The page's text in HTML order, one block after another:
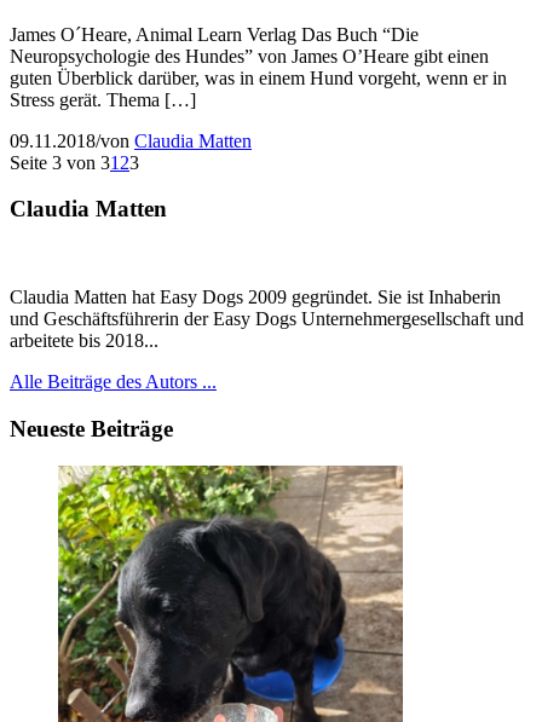
James O´Heare, Animal Learn Verlag Das Buch “Die
Neuropsychologie des Hundes” von James O’Heare gibt einen
guten Überblick darüber, was in einem Hund vorgeht, wenn er in
Stress gerät. Thema […]
09.11.2018/von Claudia Matten
Seite 3 von 31 23
Claudia Matten
Claudia Matten hat Easy Dogs 2009 gegründet. Sie ist Inhaberin
und Geschäftsführerin der Easy Dogs Unternehmergesellschaft und
arbeitete bis 2018...
Alle Beiträge des Autors ...
Neueste Beiträge